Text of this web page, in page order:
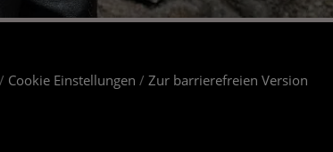
Cookie Einstellungen / Zur barrierefreien Version